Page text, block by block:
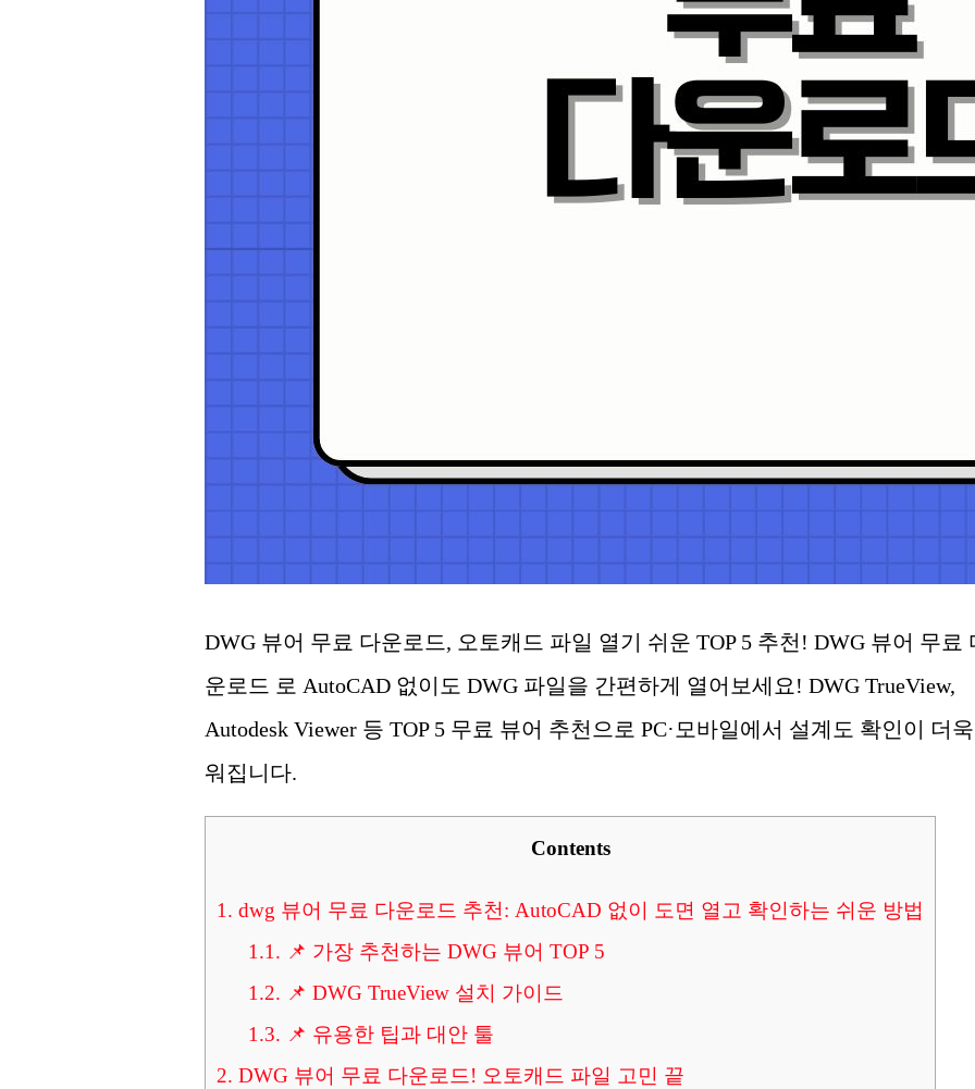
DWG 뷰어 무료 다운로드, 오토캐드 파일 열기 쉬운 TOP 5 추천! DWG 뷰어 무료
운로드 로 AutoCAD 없이도 DWG 파일을 간편하게 열어보세요! DWG TrueView,
Autodesk Viewer 등 TOP 5 무료 뷰어 추천으로 PC·모바일에서 설계도 확인이 더
워집니다.
Contents
1. dwg 뷰어 무료 다운로드 추천: AutoCAD 없이 도면 열고 확인하는 쉬운 방법
1.1. 📌 가장 추천하는 DWG 뷰어 TOP 5
1.2. 📌 DWG TrueView 설치 가이드
1.3. 📌 유용한 팁과 대안 툴
2. DWG 뷰어 무료 다운로드! 오토캐드 파일 고민 끝